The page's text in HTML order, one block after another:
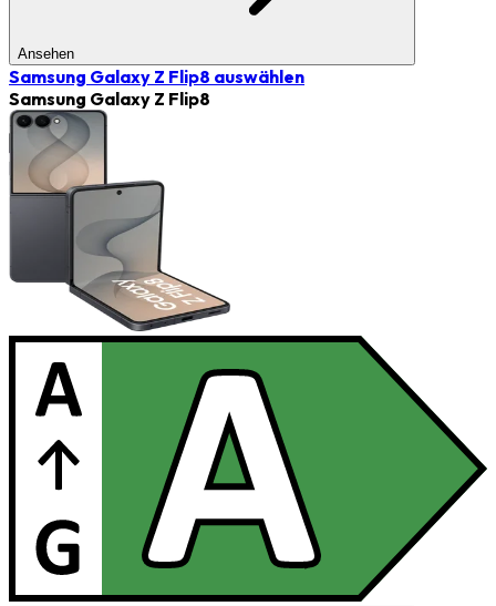
Ansehen
Samsung Galaxy Z Flip8 auswählen
Samsung Galaxy Z Flip8